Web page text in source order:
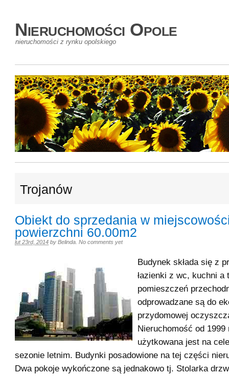
Nieruchomości Opole
nieruchomości z rynku opolskiego
Trojanów
Obiekt do sprzedania w
powierzchni 60.00m2
lut 23rd, 2014 by Belinda No comments yet
Budynek składa się z
łazienki z wc, kuchni a
pomieszczeń
odprowadzane są do
przydomowej
Nieruchomość od 1999
użytkowana jest na
sezonie letnim. Budynki posadowione na tej części
Dwa pokoje wykończone są jednakowo tj. Stolarka